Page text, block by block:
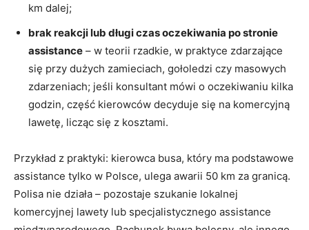
km dalej;
brak reakcji lub długi czas oczekiwania po stronie
assistance – w teorii rzadkie, w praktyce zdarzające
się przy dużych zamieciach, gołoledzi czy masowych
zdarzeniach; jeśli konsultant mówi o oczekiwaniu kilka
godzin, część kierowców decyduje się na komercyjną
lawetę, licząc się z kosztami.
Przykład z praktyki: kierowca busa, który ma podstawowe
assistance tylko w Polsce, ulega awarii 50 km za granicą.
Polisa nie działa – pozostaje szukanie lokalnej
komercyjnej lawety lub specjalistycznego assistance